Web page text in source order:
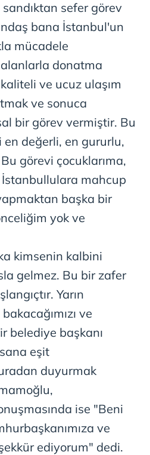
aşağıda yer alan panel
Çerezlere ilişkin detaylı bilgi
Korunması Kanunu uyarınca
okumak ve sitemizde
kullanılan çerezlerle ilgili bilgi
.
sefer görev
bana İstanbul'un
mücadele
donatma
ve ucuz ulaşım
ve sonuca
bir görev vermiştir. Bu
değerli, en gururlu,
görevi çocuklarıma,
mahcup
başka bir
yok ve
kimsenin kalbini
gelmez. Bu bir zafer
Yarın
ve
belediye başkanı
eşit
duyurmak
ise "Beni
ve
ediyorum" dedi.